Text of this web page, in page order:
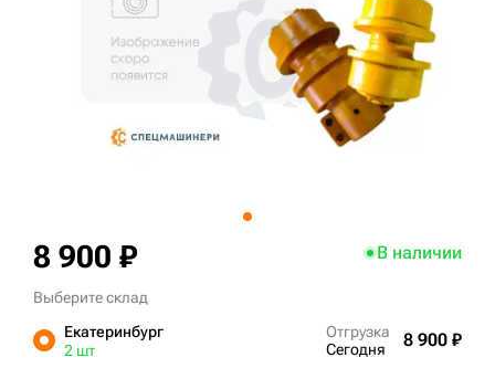
8 900 ₽ В наличии
Выберите склад
Екатеринбург
2 шт
Отгрузка
Сегодня
8 900 ₽
sksale@skdst.ru
+7 (499) 394-50-93